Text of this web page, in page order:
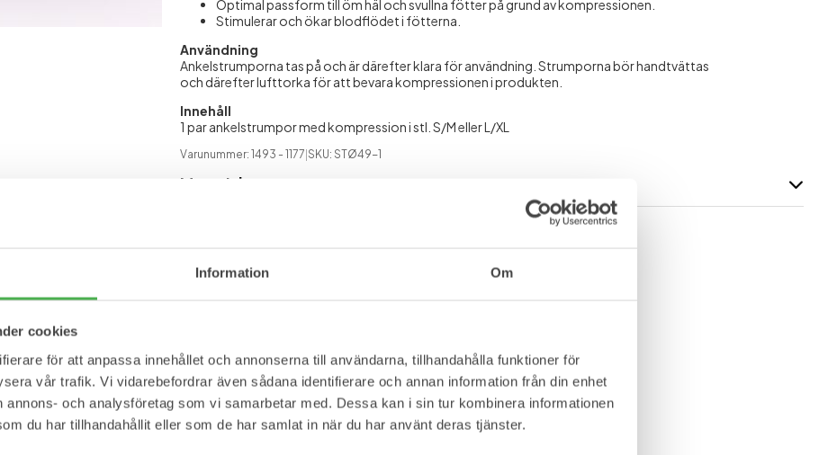
Information Om
cookies
för att anpassa innehållet och annonserna till användarna, tillhandahålla funktioner för
vår trafik. Vi vidarebefordrar även sådana identifierare och annan information från din enhet
annons- och analysföretag som vi samarbetar med. Dessa kan i sin tur kombinera informationen
du har tillhandahållit eller som de har samlat in när du har använt deras tjänster.
Optimal passform till öm häl och svullna fötter på grund av kompressionen.
Stimulerar och ökar blodflödet i fötterna.
Användning
Ankelstrumporna tas på och är därefter klara för användning. Strumporna bör handtvättas
och därefter lufttorka för att bevara kompressionen i produkten.
Innehåll
1 par ankelstrumpor med kompression i stl. S/M eller L/XL
Varunummer: 1493 - 1177 SKU: STØ49-1
Material
Stödstrumpor Stödstrumpor